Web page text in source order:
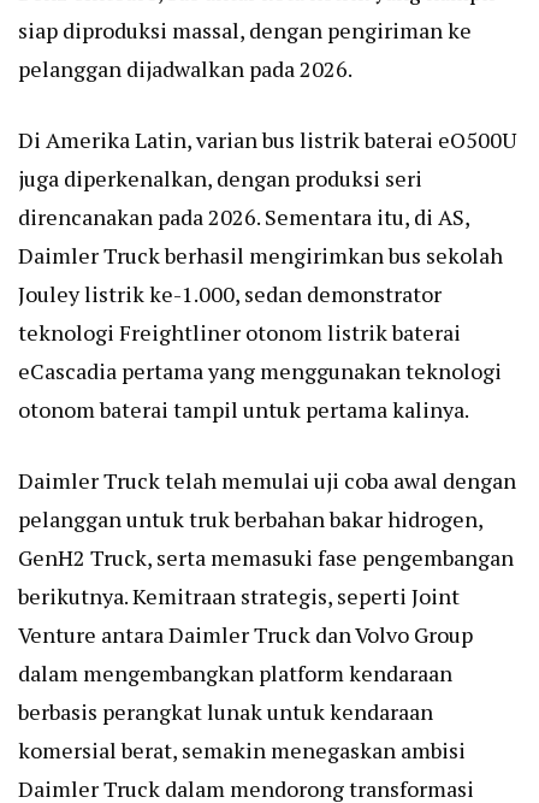
siap diproduksi massal, dengan pengiriman ke
pelanggan dijadwalkan pada 2026.
Di Amerika Latin, varian bus listrik baterai eO500U
juga diperkenalkan, dengan produksi seri
direncanakan pada 2026. Sementara itu, di AS,
Daimler Truck berhasil mengirimkan bus sekolah
Jouley listrik ke-1.000, sedan demonstrator
teknologi Freightliner otonom listrik baterai
eCascadia pertama yang menggunakan teknologi
otonom baterai tampil untuk pertama kalinya.
Daimler Truck telah memulai uji coba awal dengan
pelanggan untuk truk berbahan bakar hidrogen,
GenH2 Truck, serta memasuki fase pengembangan
berikutnya. Kemitraan strategis, seperti Joint
Venture antara Daimler Truck dan Volvo Group
dalam mengembangkan platform kendaraan
berbasis perangkat lunak untuk kendaraan
komersial berat, semakin menegaskan ambisi
Daimler Truck dalam mendorong transformasi